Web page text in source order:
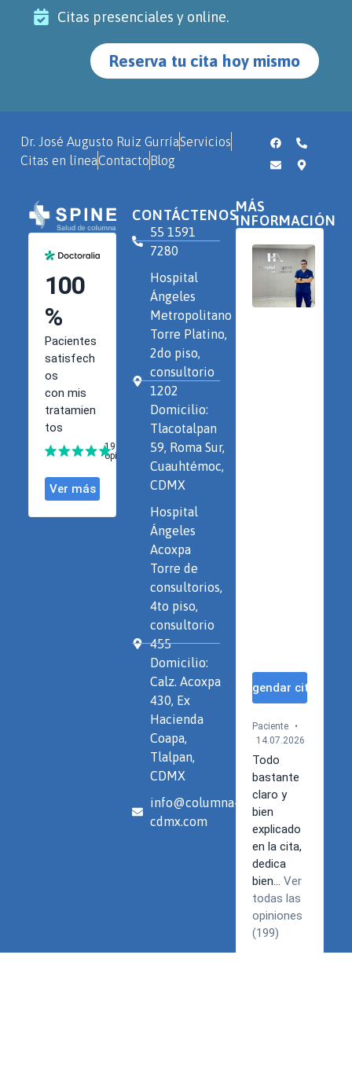
Citas presenciales y online.
Reserva tu cita hoy mismo
Dr. José Augusto Ruiz GurríaServicios
Citas en líneaContactoBlog
CONTÁCTENOS
55 1591
7280
Hospital
Ángeles
Metropolitano
Torre Platino,
2do piso,
consultorio
1202
Domicilio:
Tlacotalpan
59, Roma Sur,
Cuauhtémoc,
CDMX
Hospital
Ángeles
Acoxpa
Torre de
consultorios,
4to piso,
consultorio
455
Domicilio:
Calz. Acoxpa
430, Ex
Hacienda
Coapa,
Tlalpan,
CDMX
info@columna-
cdmx.com
MÁS
INFORMACIÓN